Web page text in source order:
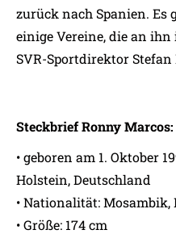
zurück nach Spanien. Es
einige Vereine, die an
SVR-Sportdirektor Stefan
Steckbrief Ronny Marcos:
• geboren am 1. Oktober
Holstein, Deutschland
• Nationalität: Mosambik,
• Größe: 174 cm